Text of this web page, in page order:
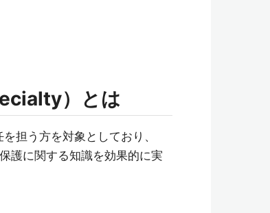
）とは
担う方を対象としており、
護に関する知識を効果的に実